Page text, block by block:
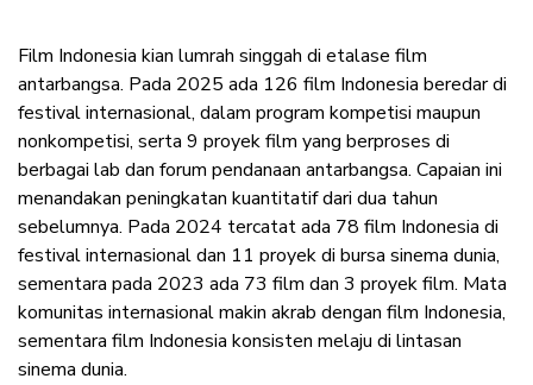
Film Indonesia kian lumrah singgah di etalase film
antarbangsa. Pada 2025 ada 126 film Indonesia beredar di
festival internasional, dalam program kompetisi maupun
nonkompetisi, serta 9 proyek film yang berproses di
berbagai lab dan forum pendanaan antarbangsa. Capaian ini
menandakan peningkatan kuantitatif dari dua tahun
sebelumnya. Pada 2024 tercatat ada 78 film Indonesia di
festival internasional dan 11 proyek di bursa sinema dunia,
sementara pada 2023 ada 73 film dan 3 proyek film. Mata
komunitas internasional makin akrab dengan film Indonesia,
sementara film Indonesia konsisten melaju di lintasan
sinema dunia.